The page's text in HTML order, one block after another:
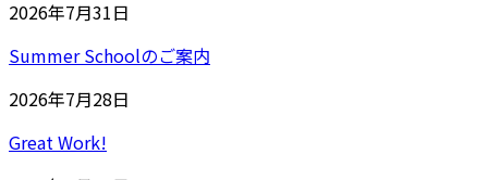
2026年7月31日
Summer Schoolのご案内
2026年7月28日
Great Work!